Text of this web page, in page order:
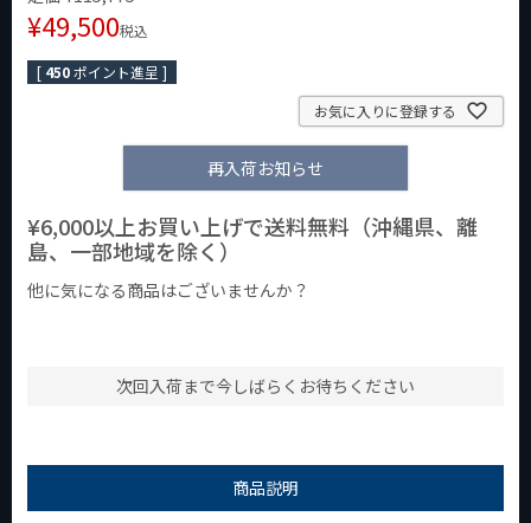
¥49,500税込
[ 450ポイント進呈 ]
お気に入りに登録する
再入荷お知らせ
¥6,000以上お買い上げで送料無料（沖縄県、離
島、一部地域を除く）
他に気になる商品はございませんか？
次回入荷まで今しばらくお待ちください
商品説明